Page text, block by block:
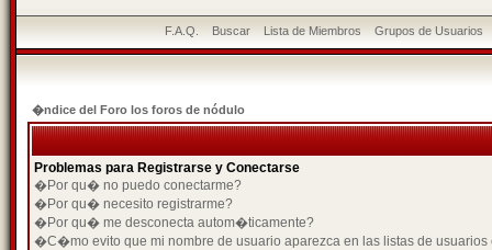
F.A.Q. Buscar Lista de Miembros Grupos de Usuarios
�ndice del Foro los foros de nódulo
Problemas para Registrarse y Conectarse
�Por qu� no puedo conectarme?
�Por qu� necesito registrarme?
�Por qu� me desconecta autom�ticamente?
�C�mo evito que mi nombre de usuario aparezca en las listas de usuarios